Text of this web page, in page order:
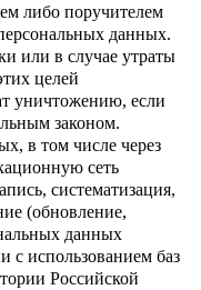
либо поручителем
данных.
или в случае утраты
целей
уничтожению, если
законом.
в том числе через
сеть
систематизация,
(обновление,
данных
с использованием баз
Российской